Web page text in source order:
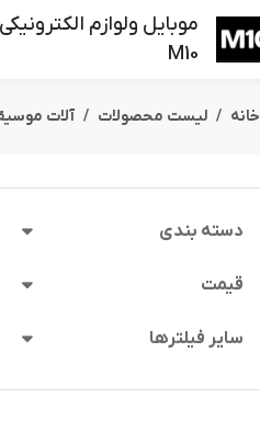
موبایل ولوازم
M10
خانه لیست محصولات آلات
دسته بندی
قیمت
سایر فیلترها